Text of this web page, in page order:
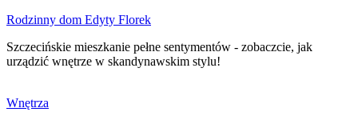
Rodzinny dom Edyty Florek
Szczecińskie mieszkanie pełne sentymentów - zobaczcie, jak
urządzić wnętrze w skandynawskim stylu!
Wnętrza